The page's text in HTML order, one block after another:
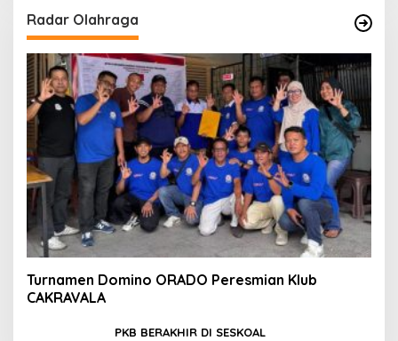
Radar Olahraga
Turnamen Domino ORADO Peresmian Klub
CAKRAVALA
PKB BERAKHIR DI SESKOAL